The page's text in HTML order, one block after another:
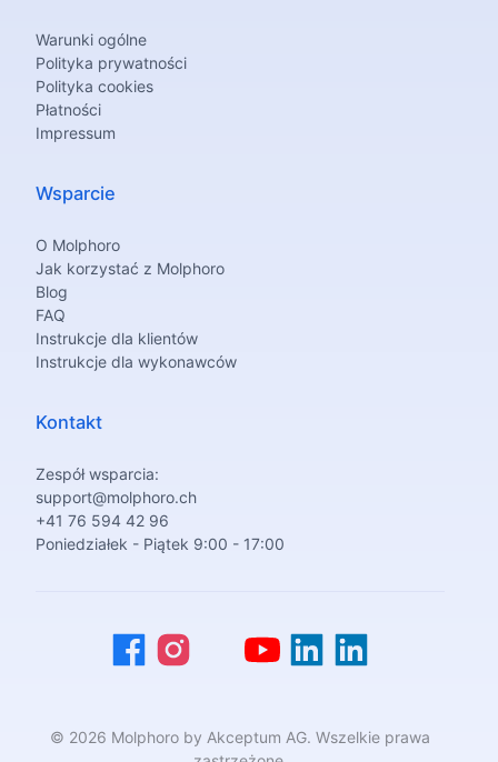
Warunki ogólne
Polityka prywatności
Polityka cookies
Płatności
Impressum
Wsparcie
O Molphoro
Jak korzystać z Molphoro
Blog
FAQ
Instrukcje dla klientów
Instrukcje dla wykonawców
Kontakt
Zespół wsparcia:
support@molphoro.ch
+41 76 594 42 96
Poniedziałek - Piątek 9:00 - 17:00
© 2026 Molphoro by Akceptum AG. Wszelkie prawa